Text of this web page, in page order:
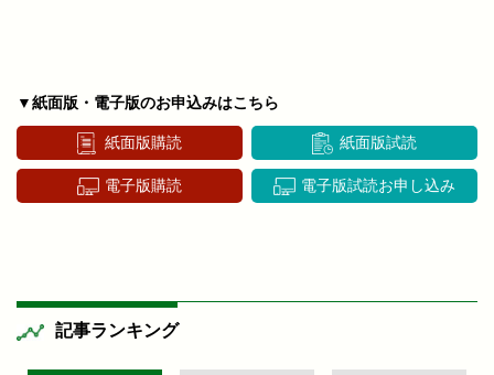
▼紙面版・電子版のお申込みはこちら
紙面版購読 紙面版試読
電子版購読 電子版試読お申し込み
記事ランキング